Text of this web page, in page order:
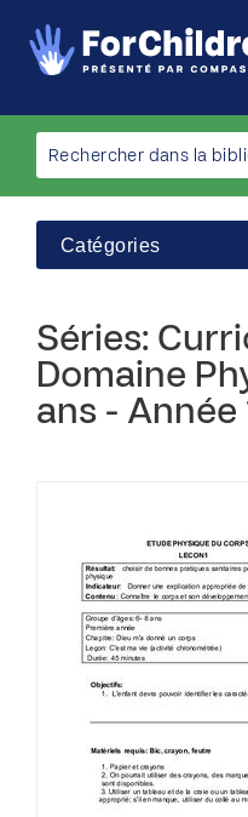
Catégories
Séries:
Domaine
ans - Année